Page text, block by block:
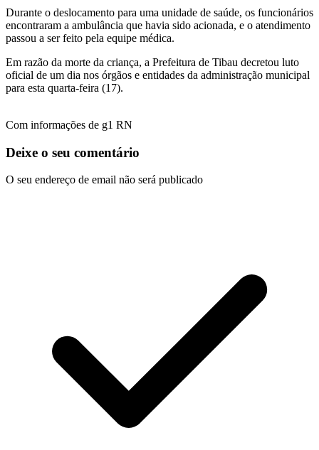
Durante o deslocamento para uma unidade de saúde, os funcionários
encontraram a ambulância que havia sido acionada, e o atendimento
passou a ser feito pela equipe médica.
Em razão da morte da criança, a Prefeitura de Tibau decretou luto
oficial de um dia nos órgãos e entidades da administração municipal
para esta quarta-feira (17).
Com informações de g1 RN
Deixe o seu comentário
O seu endereço de email não será publicado